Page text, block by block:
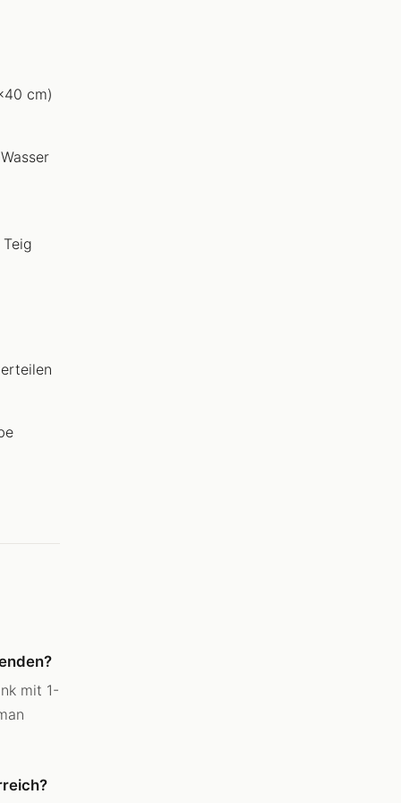
cm)
mit 1-